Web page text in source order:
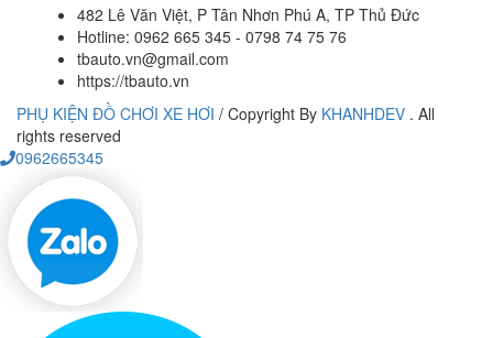
482 Lê Văn Việt, P Tân Nhơn Phú A, TP Thủ Đức
Hotline: 0962 665 345 - 0798 74 75 76
tbauto.vn@gmail.com
https://tbauto.vn
PHỤ KIỆN ĐỒ CHƠI XE HƠI / Copyright By KHANHDEV . All
rights reserved
0962665345